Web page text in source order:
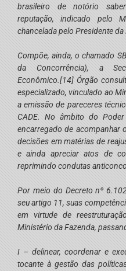
brasileiro de notório
reputação, indicado pelo
chancelada pelo Presidente da
Compõe, ainda, o chamado
da Concorrência), a
Econômico.[14] Órgão
especializado, vinculado ao
a emissão de pareceres
CADE. No âmbito do
encarregado de acompanhar
decisões em matérias de
e ainda apreciar atos de
reprimindo condutas
Por meio do Decreto nº
seu artigo 11, suas
em virtude de
Ministério da Fazenda,
I – delinear, coordenar e
tocante à gestão das